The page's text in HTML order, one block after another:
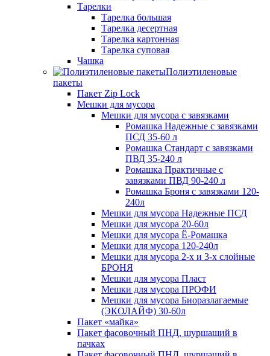
Тарелки
Тарелка большая
Тарелка десертная
Тарелка картонная
Тарелка суповая
Чашка
Полиэтиленовые
пакеты
Пакет Zip Lock
Мешки для мусора
Мешки для мусора с завязками
Ромашка Надежные с завязками
ПСД 35-60 л
Ромашка Стандарт с завязками
ПВД 35-240 л
Ромашка Практичные с
завязками ПВД 90-240 л
Ромашка Броня с завязками 120-
240л
Мешки для мусора Надежные ПСД
Мешки для мусора 20-60л
Мешки для мусора Ё-Ромашка
Мешки для мусора 120-240л
Мешки для мусора 2-х и 3-х слойные
БРОНЯ
Мешки для мусора Пласт
Мешки для мусора ПРОФИ
Мешки для мусора Биоразлагаемые
(ЭКОЛАЙФ) 30-60л
Пакет «майка»
Пакет фасовочный ПНД, шуршащий в
пачках